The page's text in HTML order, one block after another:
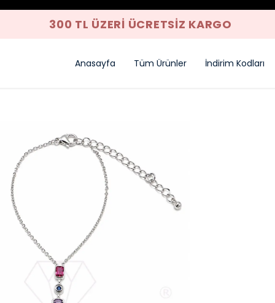
300 TL ÜZERI ÜCRETSIZ KARGO
Anasayfa Tüm Ürünler İndirim Kodları